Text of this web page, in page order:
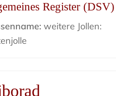
Register (DSV)
weitere Jollen: